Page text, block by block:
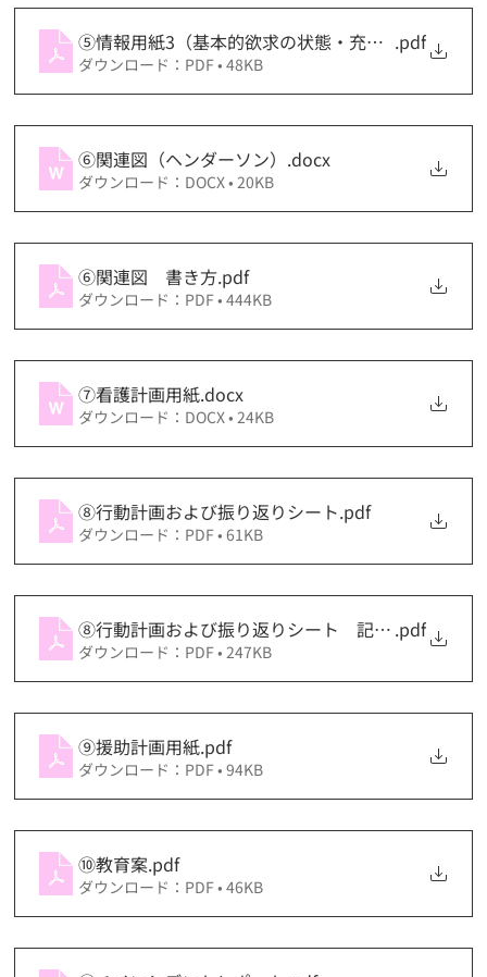
⑤情報用紙3（基本的欲求の状態・充足未充足の判
.pdf
ダウンロード：PDF • 48KB
⑥関連図（ヘンダーソン） .docx
ダウンロード：DOCX • 20KB
⑥関連図 書き方.pdf
ダウンロード：PDF • 444KB
⑦看護計画用紙.docx
ダウンロード：DOCX • 24KB
⑧行動計画および振り返りシート.pdf
ダウンロード：PDF • 61KB
⑧行動計画および振り返りシート 記載例.pdf
ダウンロード：PDF • 247KB
⑨援助計画用紙.pdf
ダウンロード：PDF • 94KB
⑩教育案.pdf
ダウンロード：PDF • 46KB